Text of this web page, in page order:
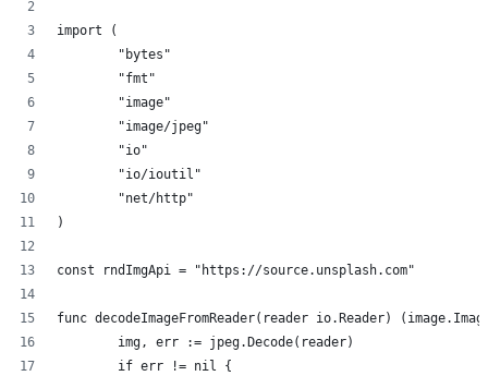
import (
	"bytes"
	"fmt"
	"image"
	"image/jpeg"
	"io"
	"io/ioutil"
	"net/http"
)
const rndImgApi = "https://source.unsplash.com"
func decodeImageFromReader(reader io.Reader)
	img, err := jpeg.Decode(reader)
	if err != nil {